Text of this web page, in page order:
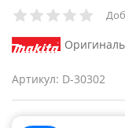
Артикул: D-30302